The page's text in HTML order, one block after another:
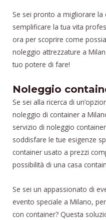
Se sei pronto a migliorare
semplificare la tua vita
ora per scoprire come
noleggio attrezzature a
tuo potere di fare!
Noleggio
Se sei alla ricerca di
noleggio di container a
servizio di noleggio
soddisfare le tue esigenze
container usato a prezzi
possibilità di una casa
Se sei un appassionato di
evento speciale a Milano,
con container? Questa